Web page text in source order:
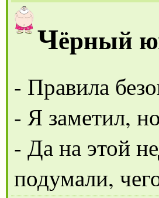
Чёрный
- Правила
- Я заметил,
- Да на этой
подумали,